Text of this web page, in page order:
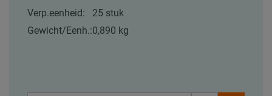
Verp.eenheid:
25 stuk
Gewicht/Eenh.:0,890 kg